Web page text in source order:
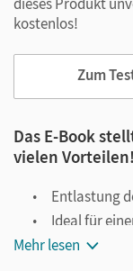
kostenlos!
Zum
Das E-Book
vielen Vorteilen!
Entlastung
Ideal für
Notiz- und
Mehr lesen